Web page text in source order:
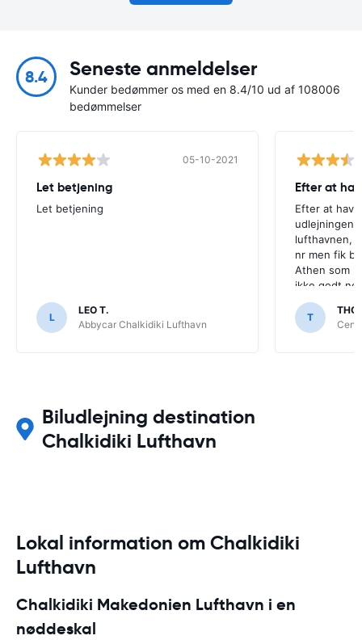
8.4 Seneste anmeldelser
Kunder bedømmer os med en 8.4/10 ud af 108006
bedømmelser
05-10-2021
Let betjening
Let betjening
L
LEO T.
Abbycar Chalkidiki Lufthavn
Efter at
Efter at
udlejningen,
lufthavnen,
nr men fik
Athen som
ikke godt
T
Biludlejning destination
Chalkidiki Lufthavn
Lokal information om Chalkidiki
Lufthavn
Chalkidiki Makedonien Lufthavn i en
nøddeskal